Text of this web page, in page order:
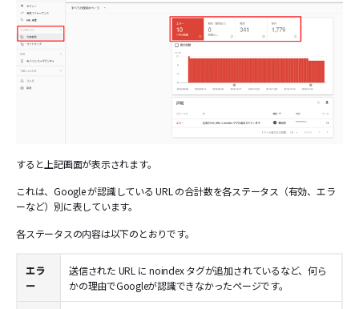
すると上記画面が表示されます。
これは、Google が認識している URL の合計数を各ステータス（有効、エラ
ーなど）別に表しています。
各ステータスの内容は以下のとおりです。
エラ
ー
送信された URL に noindex タグが追加されているなど、何ら
かの理由でGoogleが認識できなかったページです。